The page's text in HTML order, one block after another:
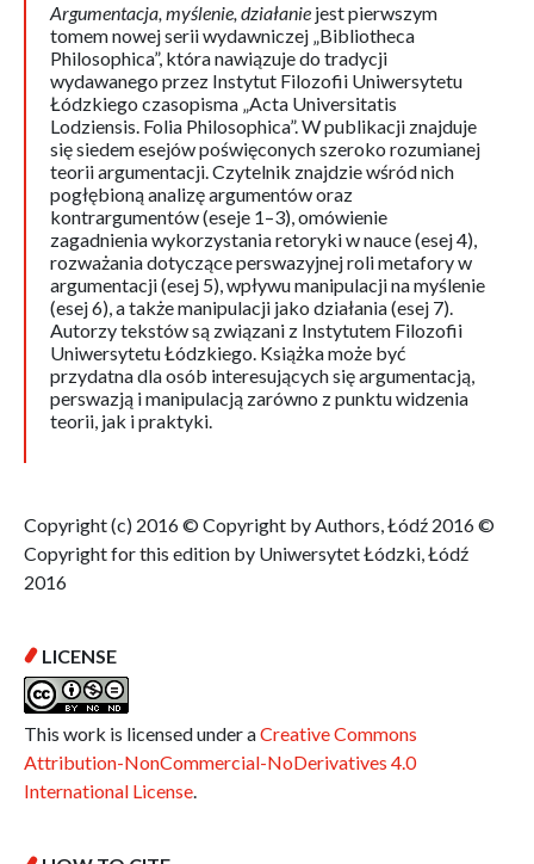
Argumentacja, myślenie, działanie jest pierwszym
tomem nowej serii wydawniczej „Bibliotheca
Philosophica”, która nawiązuje do tradycji
wydawanego przez Instytut Filozofii Uniwersytetu
Łódzkiego czasopisma „Acta Universitatis
Lodziensis. Folia Philosophica”. W publikacji znajduje
się siedem esejów poświęconych szeroko rozumianej
teorii argumentacji. Czytelnik znajdzie wśród nich
pogłębioną analizę argumentów oraz
kontrargumentów (eseje 1–3), omówienie
zagadnienia wykorzystania retoryki w nauce (esej 4),
rozważania dotyczące perswazyjnej roli metafory w
argumentacji (esej 5), wpływu manipulacji na myślenie
(esej 6), a także manipulacji jako działania (esej 7).
Autorzy tekstów są związani z Instytutem Filozofii
Uniwersytetu Łódzkiego. Książka może być
przydatna dla osób interesujących się argumentacją,
perswazją i manipulacją zarówno z punktu widzenia
teorii, jak i praktyki.
Copyright (c) 2016 © Copyright by Authors, Łódź 2016 ©
Copyright for this edition by Uniwersytet Łódzki, Łódź
2016
LICENSE
This work is licensed under aCreative Commons
Attribution-NonCommercial-NoDerivatives 4.0
International License.